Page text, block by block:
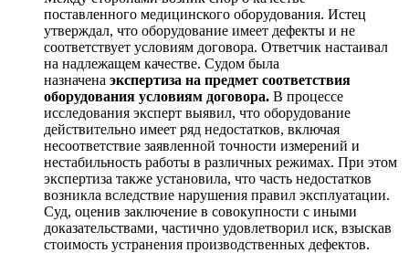
поставленного медицинского оборудования. Истец
утверждал, что оборудование имеет дефекты и не
соответствует условиям договора. Ответчик настаивал
на надлежащем качестве. Судом была
назначена экспертиза на предмет соответствия
оборудования условиям договора. В процессе
исследования эксперт выявил, что оборудование
действительно имеет ряд недостатков, включая
несоответствие заявленной точности измерений и
нестабильность работы в различных режимах. При этом
экспертиза также установила, что часть недостатков
возникла вследствие нарушения правил эксплуатации.
Суд, оценив заключение в совокупности с иными
доказательствами, частично удовлетворил иск, взыскав
стоимость устранения производственных дефектов.